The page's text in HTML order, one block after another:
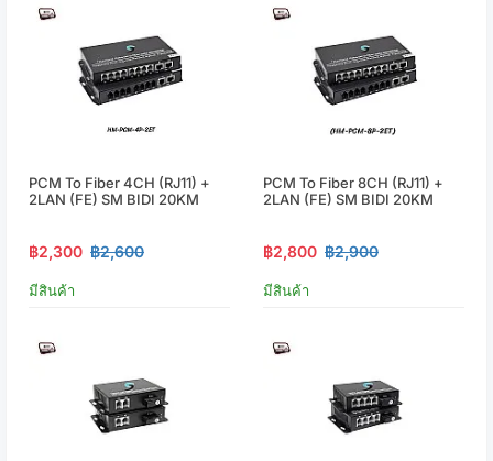
PCM To Fiber 4CH (RJ11) +
2LAN (FE) SM BIDI 20KM
฿2,300 ฿2,600
มีสินค้า
PCM To Fiber 8CH (RJ11) +
2LAN (FE) SM BIDI 20KM
฿2,800 ฿2,900
มีสินค้า